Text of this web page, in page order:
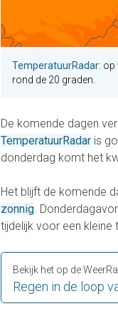
TemperatuurRadar:
rond de 20 graden.
De komende dagen
TemperatuurRadar is
donderdag komt het
Het blijft de komende
zonnig.
tijdelijk voor een
Regen in de loop
Bekijk het op de